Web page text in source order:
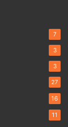
7
3
3
27
16
11